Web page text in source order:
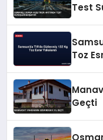
Test
Toz
Geçti